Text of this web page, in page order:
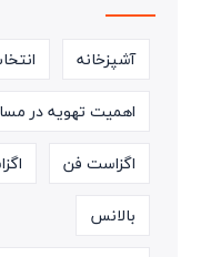
آشپزخانه
اهمیت تهویه در
اگزاست فن
بالانس